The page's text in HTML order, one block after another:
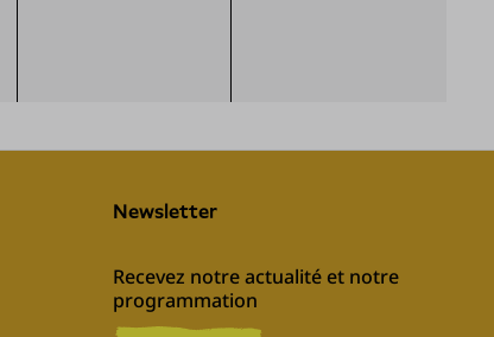
Newsletter
Recevez notre actualité et notre
programmation